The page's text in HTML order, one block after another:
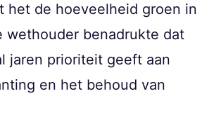
het de hoeveelheid groen in
wethouder benadrukte dat
jaren prioriteit geeft aan
en het behoud van